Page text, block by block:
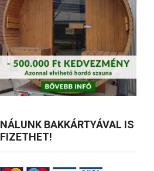
NÁLUNK BAKKÁRTYÁVAL IS
FIZETHET!